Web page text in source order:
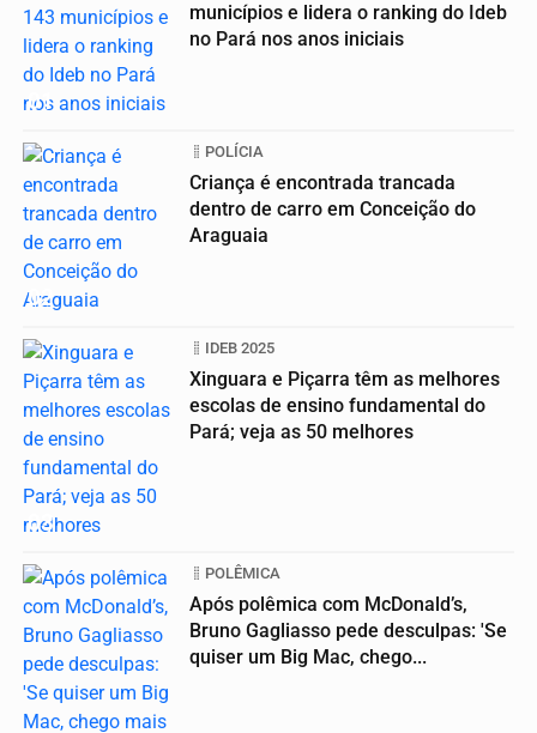
01
municípios e lidera o ranking do Ideb
no Pará nos anos iniciais
02
POLÍCIA
Criança é encontrada trancada
dentro de carro em Conceição do
Araguaia
03
IDEB 2025
Xinguara e Piçarra têm as melhores
escolas de ensino fundamental do
Pará; veja as 50 melhores
POLÊMICA
Após polêmica com McDonald’s,
Bruno Gagliasso pede desculpas: 'Se
quiser um Big Mac, chego...